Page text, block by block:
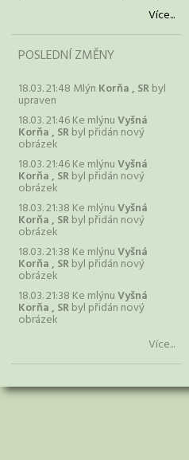
Více...
POSLEDNÍ ZMĚNY
18.03. 21:48 Mlýn Korňa , SRbyl
upraven
18.03. 21:46 Ke mlýnuVyšná
Korňa , SRbyl přidán nový
obrázek
18.03. 21:46 Ke mlýnuVyšná
Korňa , SRbyl přidán nový
obrázek
18.03. 21:38 Ke mlýnuVyšná
Korňa , SRbyl přidán nový
obrázek
18.03. 21:38 Ke mlýnuVyšná
Korňa , SRbyl přidán nový
obrázek
18.03. 21:38 Ke mlýnuVyšná
Korňa , SRbyl přidán nový
obrázek
Více...